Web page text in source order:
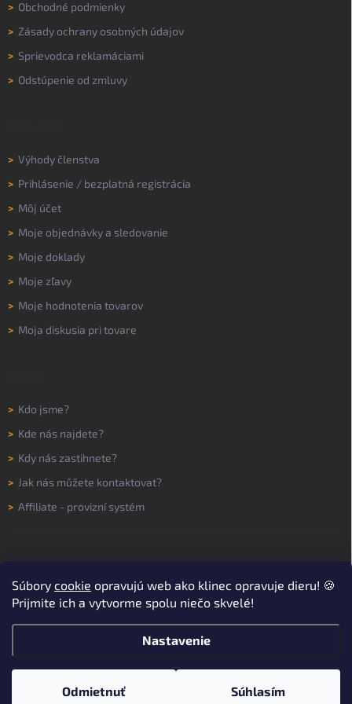
Súbory cookie opravujú web ako klinec opravuje dieru! 🍪
Prijmite ich a vytvorme spolu niečo skvelé!
Nastavenie
Odmietnuť Súhlasím
> Obchodné podmienky
> Zásady ochrany osobných údajov
> Sprievodca reklamáciami
> Odstúpenie od zmluvy
> Výhody členstva
> Prihlásenie / bezplatná registrácia
> Môj účet
> Moje objednávky a sledovanie
> Moje doklady
> Moje zľavy
> Moje hodnotenia tovarov
> Moja diskusia pri tovare
> Kdo jsme?
> Kde nás najdete?
> Kdy nás zastihnete?
> Jak nás můžete kontaktovat?
> Affiliate - provizní systém
Copyright 2026WORKNOW. Všetky práva vyhradené.Upraviť nastavenie